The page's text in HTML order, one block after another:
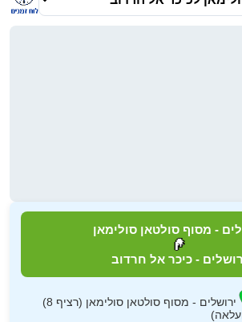
- מסוף סולטאן סולימאן
- כיכר אל חרדוב
ירושלים - מסוף סולטאן סולימאן (רציף 8)